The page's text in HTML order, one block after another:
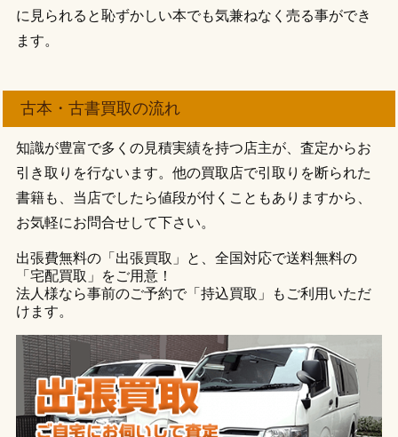
に見られると恥ずかしい本でも気兼ねなく売る事ができ
ます。
古本・古書買取の流れ
知識が豊富で多くの見積実績を持つ店主が、査定からお
引き取りを行ないます。他の買取店で引取りを断られた
書籍も、当店でしたら値段が付くこともありますから、
お気軽にお問合せして下さい。
出張費無料の「出張買取」と、全国対応で送料無料の
「宅配買取」をご用意！
法人様なら事前のご予約で「持込買取」もご利用いただ
けます。